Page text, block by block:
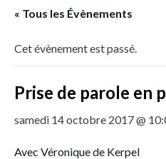
« Tous les Évènements
Cet évènement est passé.
Prise de parole en
samedi 14 octobre 2017 @
Avec Véronique de Kerpel